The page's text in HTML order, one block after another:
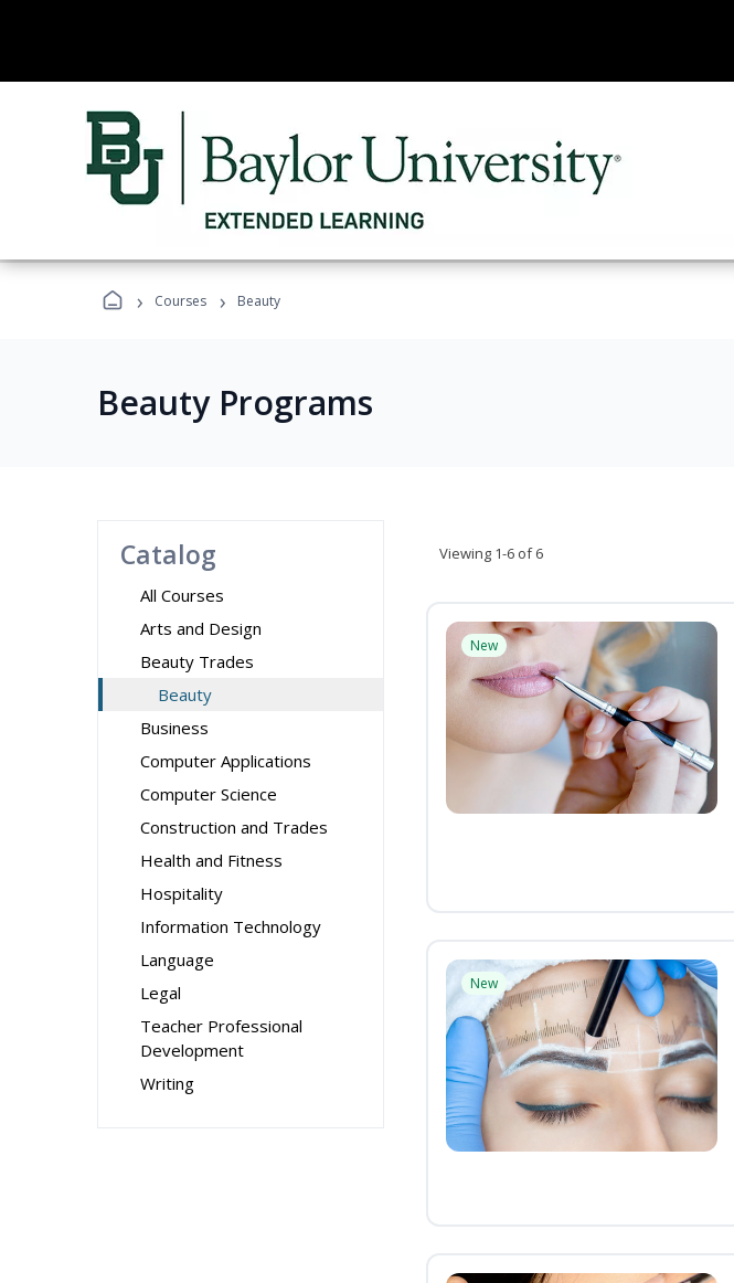
› Courses › Beauty
Beauty Programs
Catalog
All Courses
Arts and Design
Beauty Trades
Beauty
Business
Computer Applications
Computer Science
Construction and Trades
Health and Fitness
Hospitality
Information Technology
Language
Legal
Teacher Professional
Development
Writing
Viewing 1-6 of 6
New
New